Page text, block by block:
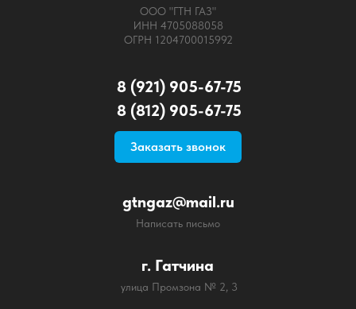
Заказать звонок
8 (812) 905-67-75
улица Промзона № 2, 3
gtngaz@mail.ru
г. Гатчина
Написать письмо
ООО "ГТН ГАЗ"
ИНН 4705088058
ОГРН 1204700015992
8 (921) 905-67-75